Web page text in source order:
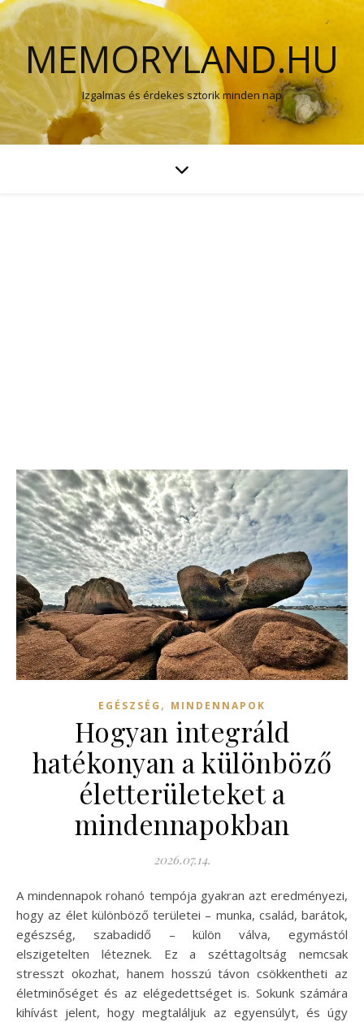
MEMORYLAND.HU
Izgalmas és érdekes sztorik minden nap
EGÉSZSÉG , MINDENNAPOK
Hogyan integráld
hatékonyan a különböző
életterületeket a
mindennapokban
2026.07.14.
A mindennapok rohanó tempója gyakran azt eredményezi,
hogy az élet különböző területei – munka, család, barátok,
egészség, szabadidő – külön válva, egymástól
elszigetelten léteznek. Ez a széttagoltság nemcsak
stresszt okozhat, hanem hosszú távon csökkentheti az
életminőséget és az elégedettséget is. Sokunk számára
kihívást jelent, hogy megtaláljuk az egyensúlyt, és úgy